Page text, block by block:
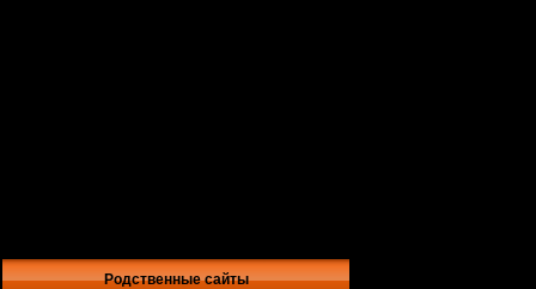
Родственные сайты